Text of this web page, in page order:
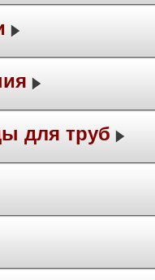
для труб